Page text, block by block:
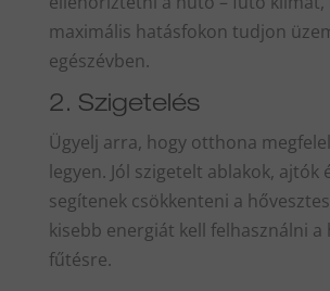
maximális hatásfokon tudjon
egészévben.
2. Szigetelés
Ügyelj arra, hogy otthona
legyen. Jól szigetelt ablakok, ajtók
segítenek csökkenteni a
kisebb energiát kell felhasználni a
fűtésre.